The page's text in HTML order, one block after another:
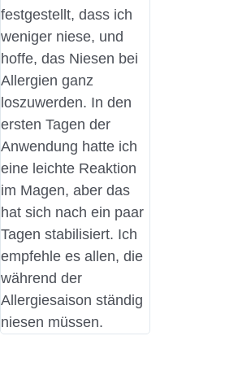
festgestellt, dass ich
weniger niese, und
hoffe, das Niesen bei
Allergien ganz
loszuwerden. In den
ersten Tagen der
Anwendung hatte ich
eine leichte Reaktion
im Magen, aber das
hat sich nach ein paar
Tagen stabilisiert. Ich
empfehle es allen, die
während der
Allergiesaison ständig
niesen müssen.